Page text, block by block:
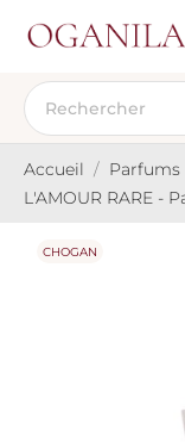
Accueil Parfums
L'AMOUR RARE -
CHOGAN